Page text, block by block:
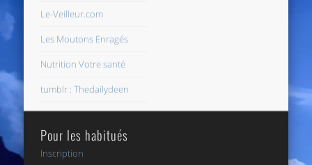
Le-Veilleur.com
Les Moutons Enragés
Nutrition Votre santé
tumblr : Thedailydeen
Pour les habitués
Inscription